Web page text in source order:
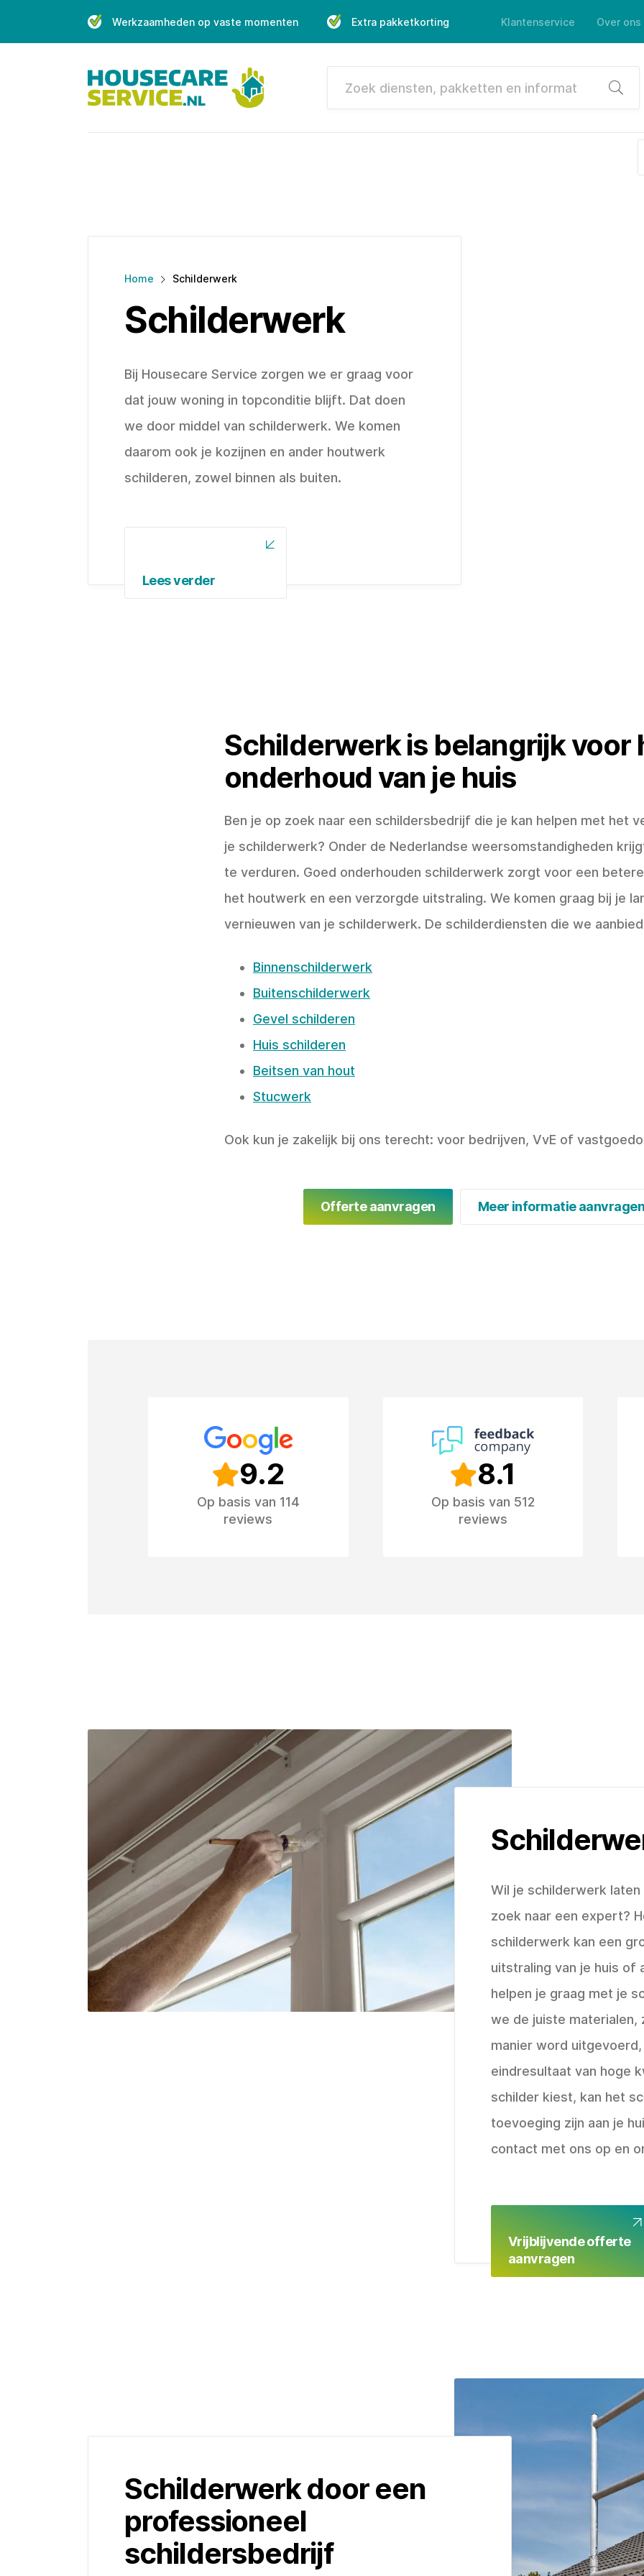
content
Werkzaamheden op vaste momenten Extra pakketkorting Klantenservice Over ons
Home Schilderwerk
Schilderwerk
Bij Housecare Service zorgen we er graag voor
dat jouw woning in topconditie blijft. Dat doen
we door middel van schilderwerk. We komen
daarom ook je kozijnen en ander houtwerk
schilderen, zowel binnen als buiten.
Lees verder
Schilderwerk is belangrijk voor
onderhoud van je huis
Ben je op zoek naar een schildersbedrijf die je kan helpen met het
je schilderwerk? Onder de Nederlandse weersomstandigheden
te verduren. Goed onderhouden schilderwerk zorgt voor een
het houtwerk en een verzorgde uitstraling. We komen graag bij je
vernieuwen van je schilderwerk. De schilderdiensten die we
Binnenschilderwerk
Buitenschilderwerk
Gevel schilderen
Huis schilderen
Beitsen van hout
Stucwerk
Ook kun je zakelijk bij ons terecht: voor bedrijven, VvE of
Offerte aanvragen Meer informatie aanvragen
9.2
Op basis van 114
reviews
8.1
Op basis van 512
reviews
Wil je schilderwerk
zoek naar een expert?
schilderwerk kan een
uitstraling van je huis of
helpen je graag met je
we de juiste materialen,
manier word
eindresultaat van hoge
schilder kiest, kan het
toevoeging zijn aan je
contact met ons op en
Vrijblijvende offerte
aanvragen
Schilderwerk door een
professioneel
schildersbedrijf